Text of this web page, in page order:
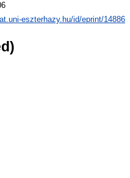
eszterhazy.hu/id/eprint/14886